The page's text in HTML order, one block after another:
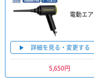
電動エ
詳細を見る・変更する
5,650円